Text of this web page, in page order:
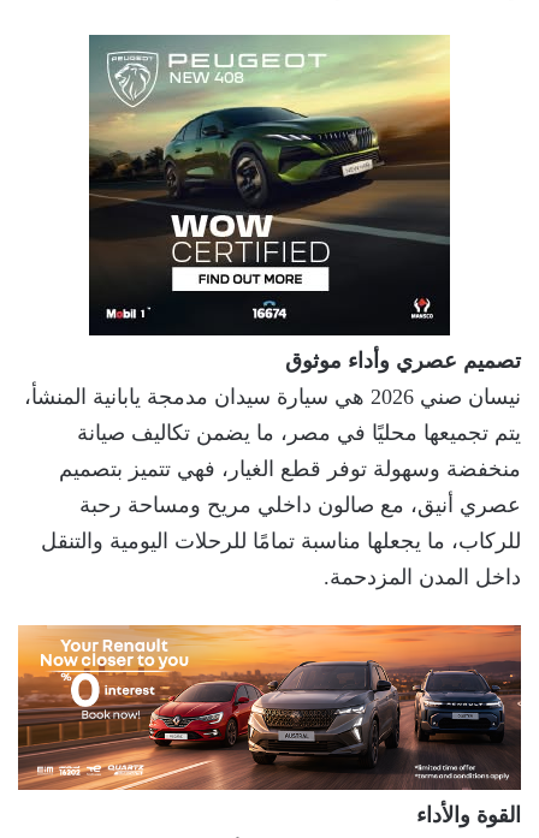
تصميم عصري وأداء موثوق
نيسان صني 2026 هي سيارة سيدان مدمجة يابانية المنشأ،
يتم تجميعها محليًا في مصر، ما يضمن تكاليف صيانة
منخفضة وسهولة توفر قطع الغيار، فهي تتميز بتصميم
عصري أنيق، مع صالون داخلي مريح ومساحة رحبة
للركاب، ما يجعلها مناسبة تمامًا للرحلات اليومية والتنقل
داخل المدن المزدحمة.
القوة والأداء